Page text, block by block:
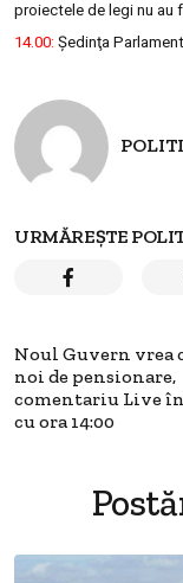
proiectele de legi nu
14.00: Şedinţa
URMĂREȘTE
Noul Guvern vrea
noi de pensionare,
comentariu Live
cu ora 14:00